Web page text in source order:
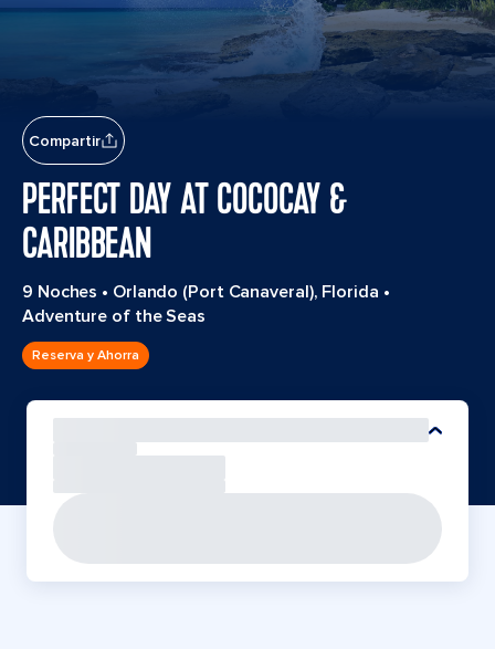
Compartir
PERFECT DAY AT COCOCAY &
CARIBBEAN
9 Noches • Orlando (Port Canaveral), Florida •
Adventure of the Seas
Reserva y Ahorra